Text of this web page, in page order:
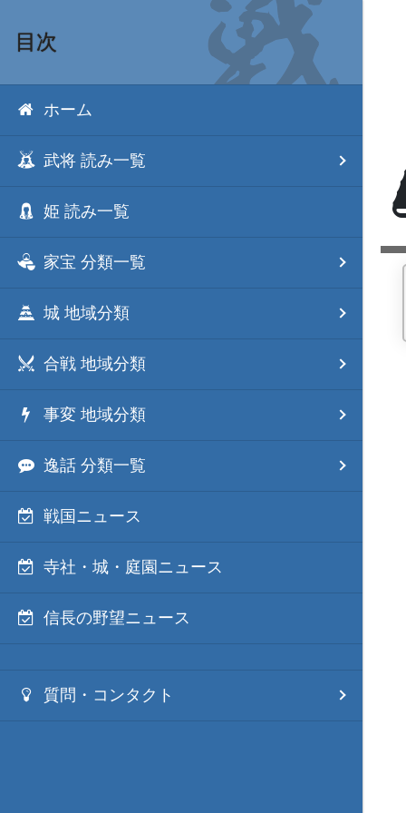
目次
ホーム
武将 読み一覧
姫 読み一覧
家宝 分類一覧
城 地域分類
合戦 地域分類
事変 地域分類
逸話 分類一覧
戦国ニュース
寺社・城・庭園ニュース
信長の野望ニュース
質問・コンタクト